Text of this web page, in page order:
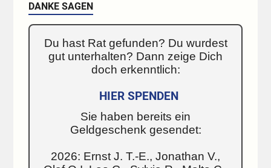
DANKE SAGEN
Du hast Rat gefunden? Du wurdest
gut unterhalten? Dann zeige Dich
doch erkenntlich:
HIER SPENDEN
Sie haben bereits ein
Geldgeschenk gesendet:
2026: Ernst J. T.-E., Jonathan V.,